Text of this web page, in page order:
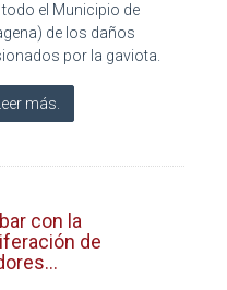
todo el Municipio de
de los daños
por la gaviota.
más.
con la
de